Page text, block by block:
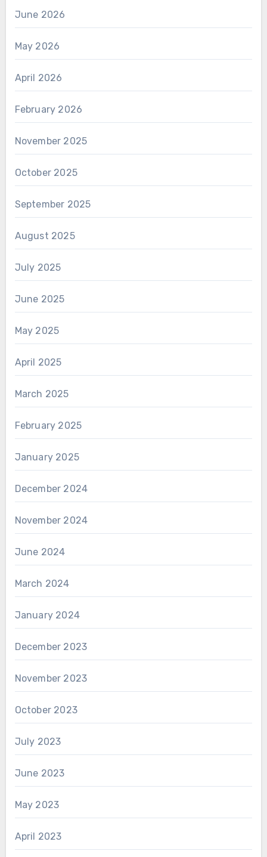
June 2026
May 2026
April 2026
February 2026
November 2025
October 2025
September 2025
August 2025
July 2025
June 2025
May 2025
April 2025
March 2025
February 2025
January 2025
December 2024
November 2024
June 2024
March 2024
January 2024
December 2023
November 2023
October 2023
July 2023
June 2023
May 2023
April 2023